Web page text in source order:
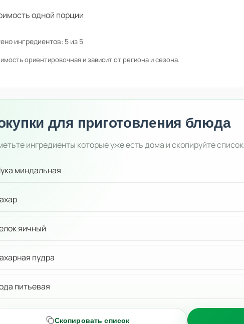
одной порции
ингредиентов: 5 из 5
ориентировочная и зависит от региона и сезона.
для приготовления блюда
ингредиенты которые уже есть дома и скопируйте список
миндальная
яичный
пудра
питьевая
Скопировать список